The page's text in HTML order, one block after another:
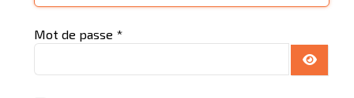
Mot de passe *